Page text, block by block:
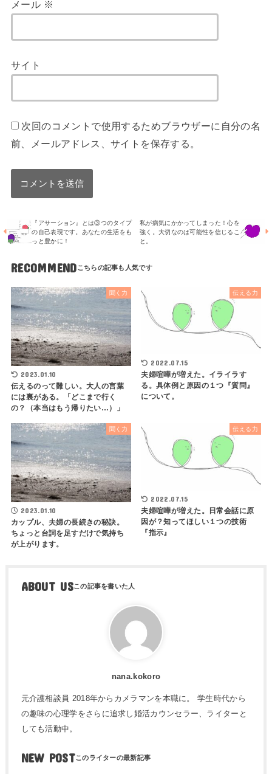
メール ※
サイト
次回のコメントで使用するためブラウザーに自分の名
前、メールアドレス、サイトを保存する。
『アサーション』とは③つのタイプ
の自己表現です。あなたの生活をも
っと豊かに！
私が病気にかかってしまった！心を
強く。大切なのは可能性を信じるこ
と。
RECOMMEND
聞く力
2023.01.10
伝えるのって難しい。大人の言葉
には裏がある。「どこまで行く
の？（本当はもう帰りたい…）」
伝える力
2022.07.15
夫婦喧嘩が増えた。イライラす
る。具体例と原因の１つ『質問』
について。
聞く力
2023.01.10
カップル、夫婦の長続きの秘訣。
ちょっと台詞を足すだけで気持ち
が上がります。
伝える力
2022.07.15
夫婦喧嘩が増えた。日常会話に原
因が？知ってほしい１つの技術
『指示』
ABOUT US
nana.kokoro
元介護相談員 2018年からカメラマンを本職に。 学生時代から
の趣味の心理学をさらに追求し婚活カウンセラー、ライターと
しても活動中。
NEW POST